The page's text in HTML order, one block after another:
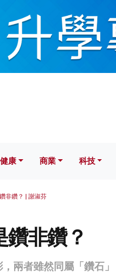
科技
健康 商業 科技
非鑽？ | 謝淑芬
非鑽？
兩者雖然同屬「鑽石